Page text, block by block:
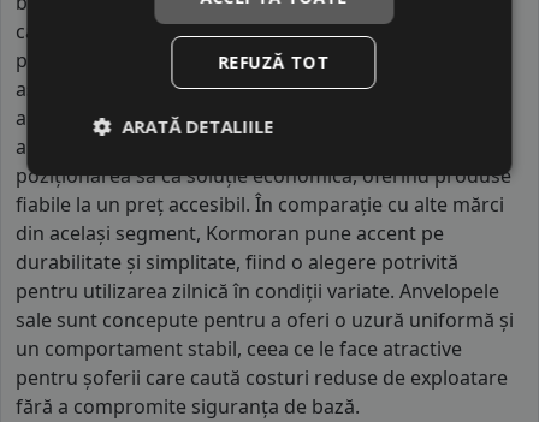
care face parte, având acces la procese moderne de
producție și standarde stricte de calitate. Fabricile
asociate brandului sunt situate în Europa, iar mii de
angajați sunt implicați în producția și distribuția
anvelopelor Kormoran. Brandul se diferențiază prin
poziționarea sa ca soluție economică, oferind produse
fiabile la un preț accesibil. În comparație cu alte mărci
din același segment, Kormoran pune accent pe
durabilitate și simplitate, fiind o alegere potrivită
pentru utilizarea zilnică în condiții variate. Anvelopele
sale sunt concepute pentru a oferi o uzură uniformă și
un comportament stabil, ceea ce le face atractive
pentru șoferii care caută costuri reduse de exploatare
fără a compromite siguranța de bază.
REFUZĂ TOT
ARATĂ DETALIILE